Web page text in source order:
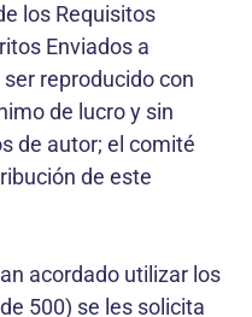
los Requisitos
Enviados a
reproducido con
de lucro y sin
de autor; el comité
de este
acordado utilizar los
500) se les solicita